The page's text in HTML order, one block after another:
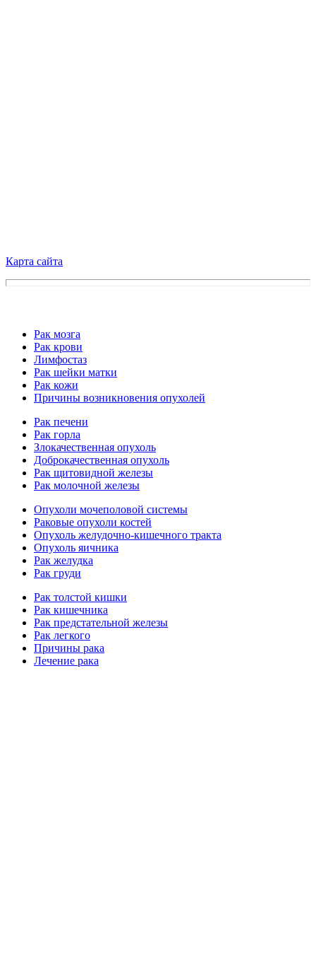
Карта сайта
Рак мозга
Рак крови
Лимфостаз
Рак шейки матки
Рак кожи
Причины возникновения опухолей
Рак печени
Рак горла
Злокачественная опухоль
Доброкачественная опухоль
Рак щитовидной железы
Рак молочной железы
Опухоли мочеполовой системы
Раковые опухоли костей
Опухоль желудочно-кишечного тракта
Опухоль яичника
Рак желудка
Рак груди
Рак толстой кишки
Рак кишечника
Рак предстательной железы
Рак легкого
Причины рака
Лечение рака